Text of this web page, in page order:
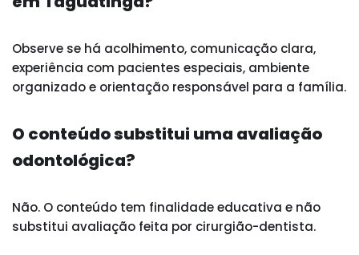
Observe se há acolhimento, comunicação clara,
experiência com pacientes especiais, ambiente
organizado e orientação responsável para a família.
O conteúdo substitui uma avaliação
odontológica?
Não. O conteúdo tem finalidade educativa e não
substitui avaliação feita por cirurgião-dentista.